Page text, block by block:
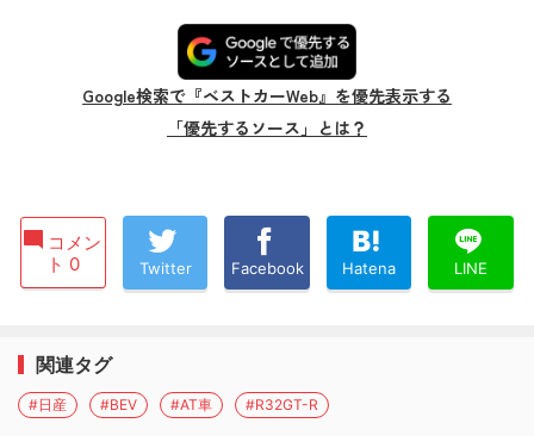
Google検索で『ベストカーWeb』を優先表示する
「優先するソース」とは？
コメン
ト 0
Twitter Facebook Hatena LINE
関連タグ
#日産 #BEV #AT車 #R32GT-R